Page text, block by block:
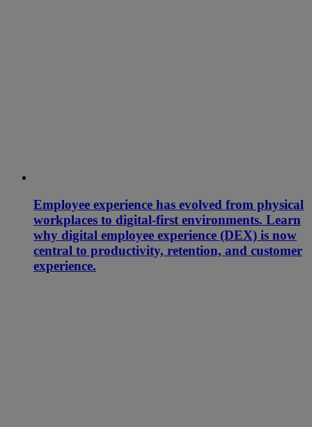
Employee experience has evolved from physical
workplaces to digital-first environments. Learn
why digital employee experience (DEX) is now
central to productivity, retention, and customer
experience.